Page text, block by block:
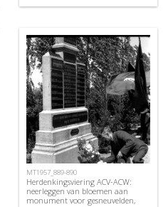
MT1957_889-890
Herdenkingsviering ACV-ACW:
neerleggen van bloemen aan
monument voor gesneuvelden,